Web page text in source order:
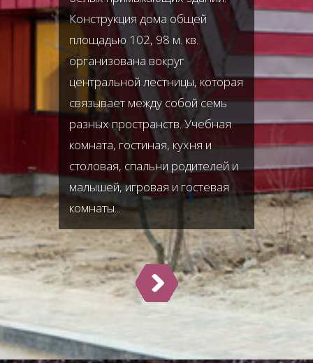
Конструкция дома общей
площадью 102, 98 м. кв.
организована вокруг
центральной лестницы, которая
связывает между собой семь
разных пространств. Учебная
комната, гостиная, кухня и
столовая, спальни родителей и
малышей, игровая и гостевая
комнаты...